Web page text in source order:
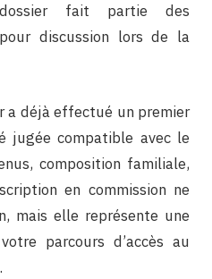
fait partie des
discussion lors de la
a déjà effectué un premier
jugée compatible avec le
composition familiale,
en commission ne
mais elle représente une
parcours d’accès au